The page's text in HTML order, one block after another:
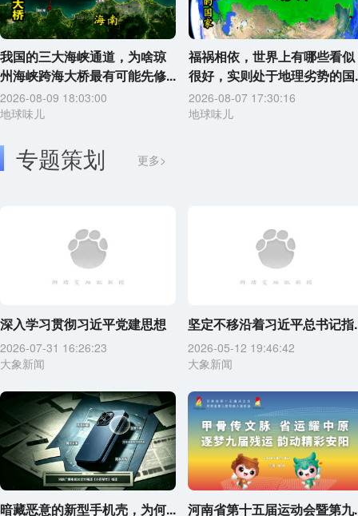
我国的三大海峡通道，为啥琼
州海峡跨海大桥最有可能先修...
2026-08-09 18:03:00
地球味儿
福祸相依，世界上有哪些看似
很好，实则处于地理劣势的国
2026-08-07 17:30:16
地球味儿
专题策划 更多>
深入学习贯彻习近平党建思想
2026-07-31 16:26:23
大象新闻
坚定不移沿着习近平总书记指
2026-05-12 19:46:42
大象新闻
暗藏恶意的新型手机壳，为何... 河南省第十五届运动会暨第九